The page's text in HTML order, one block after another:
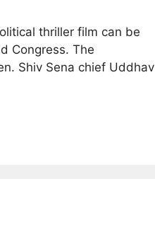
thriller film can be
Congress. The
Shiv Sena chief Uddhav